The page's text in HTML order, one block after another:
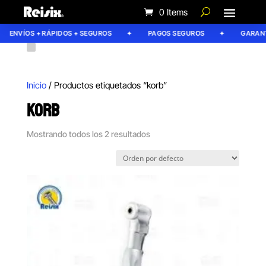
0 Items
ENVÍOS + RÁPIDOS + SEGUROS PAGOS SEGUROS
Inicio/ Productos etiquetados “korb”
KORB
Mostrando todos los 2 resultados